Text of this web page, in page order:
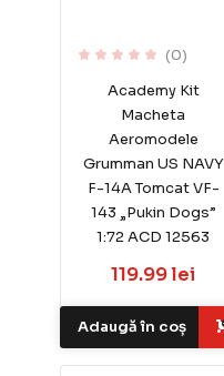
(0)
Academy Kit
Macheta
Aeromodele
Grumman US NAVY
F-14A Tomcat VF-
143 „Pukin Dogs”
1:72 ACD 12563
119.99 lei
Adaugă în coș